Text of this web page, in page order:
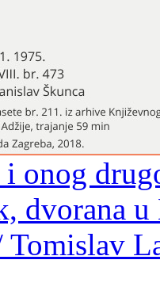
onog
dvorana
Tomislav